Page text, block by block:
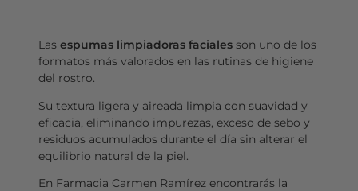
Las espumas limpiadoras facialesson uno de los
formatos más valorados en las rutinas de higiene
del rostro.
Su textura ligera y aireada limpia con suavidad y
eficacia, eliminando impurezas, exceso de sebo y
residuos acumulados durante el día sin alterar el
equilibrio natural de la piel.
En Farmacia Carmen Ramírez encontrarás la